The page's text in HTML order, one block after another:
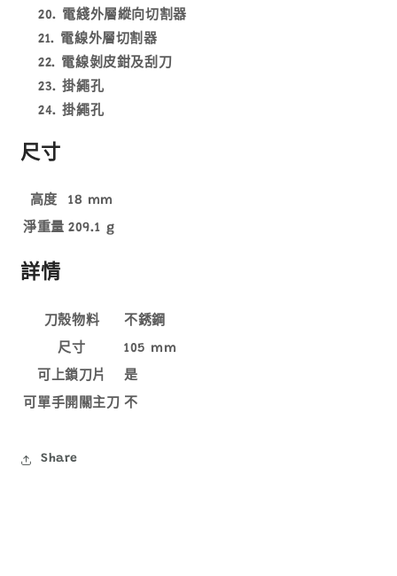
電綫外層縱向切割器
電線外層切割器
電線剝皮鉗及刮刀
掛繩孔
掛繩孔
尺寸
高度 18 mm
淨重量 209.1 g
詳情
刀殼物料 不銹鋼
尺寸 105 mm
可上鎖刀片 是
可單手開關主刀 不
Share